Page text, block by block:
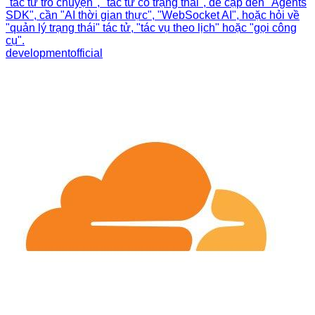
SDK", cần "AI thời gian thực", "WebSocket AI", hoặc hỏi về
"quản lý trạng thái" tác tử, "tác vụ theo lịch" hoặc "gọi công
cụ".
developmentofficial